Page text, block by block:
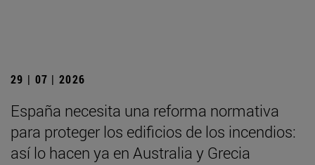
29 | 07 | 2026
España necesita una reforma normativa
para proteger los edificios de los incendios:
así lo hacen ya en Australia y Grecia